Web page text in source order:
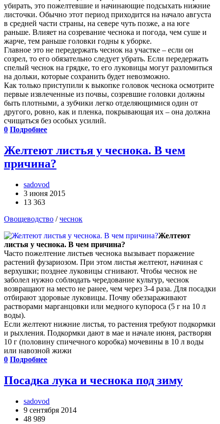
убирать, это пожелтевшие и начинающие подсыхать нижние
листочки. Обычно этот период приходится на начало августа
в средней части страны, на севере чуть позже, а на юге
раньше. Влияет на созревание чеснока и погода, чем суше и
жарче, тем раньше головки годны к уборке.
Главное это не передержать чеснок на участке – если он
созрел, то его обязательно следует убрать. Если передержать
спелый чеснок на грядке, то его луковицы могут разломиться
на дольки, которые сохранить будет невозможно.
Как только приступили к выкопке головок чеснока осмотрите
первые извлеченные из почвы, созревшие головки должны
быть плотными, а зубчики легко отделяющимися один от
другого, ровно, как и пленка, покрывающая их – она должна
счищаться без особых усилий.
0 Подробнее
Желтеют листья у чеснока. В чем
причина?
sadovod
3 июня 2015
13 363
Овощеводство /чеснок
Желтеют
листья у чеснока. В чем причина?
Часто пожелтение листьев чеснока вызывает поражение
растений фузариозом. При этом листья желтеют, начиная с
верхушки; позднее луковицы сгнивают. Чтобы чеснок не
заболел нужно соблюдать чередование культур, чеснок
возвращают на место не ранее, чем через 3-4 раза. Для посадки
отбирают здоровые луковицы. Почву обеззараживают
растворами марганцовки или медного купороса (5 г на 10 л
воды).
Если желтеют нижние листья, то растения требуют подкормки
и рыхления. Подкормки дают в мае и начале июня, растворяя
10 г (половину спичечного коробка) мочевины в 10 л воды
или навозной жижи
0 Подробнее
Посадка лука и чеснока под зиму
sadovod
9 сентября 2014
48 989